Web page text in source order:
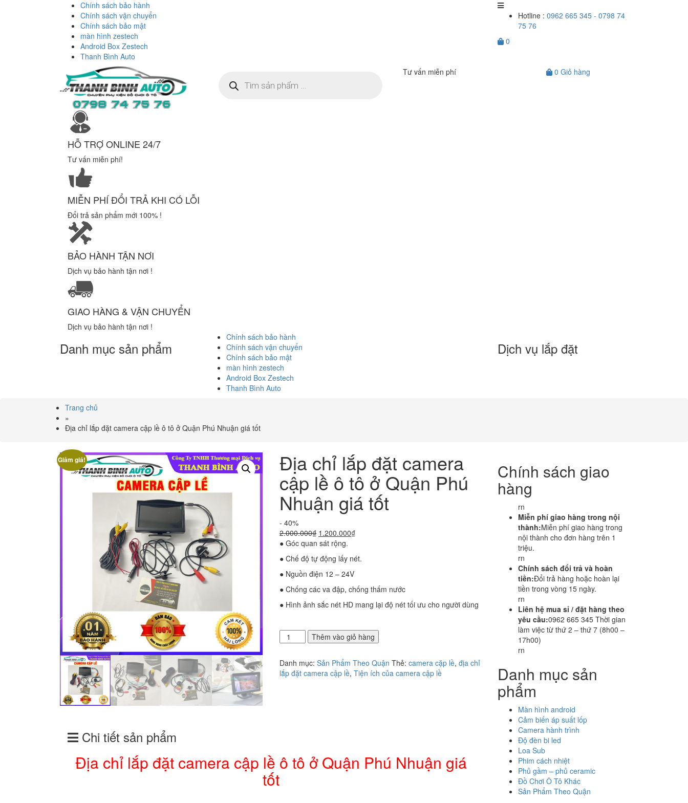
Chính sách bảo hành
Chính sách vận chuyển
Chính sách bảo mật
màn hình zestech
Android Box Zestech
Thanh Bình Auto
Hotline : 0962 665 345 - 0798 74
75 76
0
kiếm
sản
Tư vấn miễn phí 0 Giỏ hàng
HỖ TRỢ ONLINE 24/7
Tư vấn miễn phí!
MIỄN PHÍ ĐỔI TRẢ KHI CÓ LỖI
Đổi trả sản phẩm mới 100% !
BẢO HÀNH TẬN NƠI
Dịch vụ bảo hành tận nơi !
GIAO HÀNG & VẬN CHUYỂN
Dịch vụ bảo hành tận nơi !
Danh mục sản phẩm
Chính sách bảo hành
Chính sách vận chuyển
Chính sách bảo mật
màn hình zestech
Android Box Zestech
Thanh Bình Auto
Dịch vụ lắp đặt
Trang chủ
»
Địa chỉ lắp đặt camera cập lề ô tô ở Quận Phú Nhuận giá tốt
Giảm giá! Địa chỉ lắp đặt camera
cập lề ô tô ở Quận Phú
Nhuận giá tốt
- 40%
2.000.000₫ Giá
gốc
2.000.000₫.
1.200.000₫Giá
là:
● Góc quan sát rộng.
● Chế độ tự động lấy nét.
● Nguồn điện 12 – 24V
● Chống các va đập, chống thấm nước
● Hình ảnh sắc nét HD mang lại độ nét tối ưu cho người dùng
Địa
chỉ
đặt
camera
Nhuận
giá
tốt
số
Thêm vào giỏ hàng
Danh mục: Sản Phẩm Theo Quận Thẻ: camera cặp lề, địa chỉ
lắp đặt camera cập lề, Tiện ích của camera cập lề
Chi tiết sản phẩm
Địa chỉ lắp đặt camera cập lề ô tô ở Quận Phú Nhuận giá
tốt
Chính sách giao
hàng
rn
Miễn phí giao hàng trong nội
thành:Miễn phí giao hàng trong
nội thành cho đơn hàng trên 1
triệu.
rn
Chính sách đổi trả và hoàn
tiền:Đổi trả hàng hoặc hoàn lại
tiền trong vòng 15 ngày.
rn
Liên hệ mua sỉ / đặt hàng theo
yêu cầu:0962 665 345 Thời gian
làm việc từ thứ 2 – thứ 7 (8h00 –
17h00)
rn
Danh mục sản
phẩm
Màn hình android
Cảm biến áp suất lốp
Camera hành trình
Độ đèn bi led
Loa Sub
Phim cách nhiệt
Phủ gầm – phủ ceramic
Đồ Chơi Ô Tô Khác
Sản Phẩm Theo Quận